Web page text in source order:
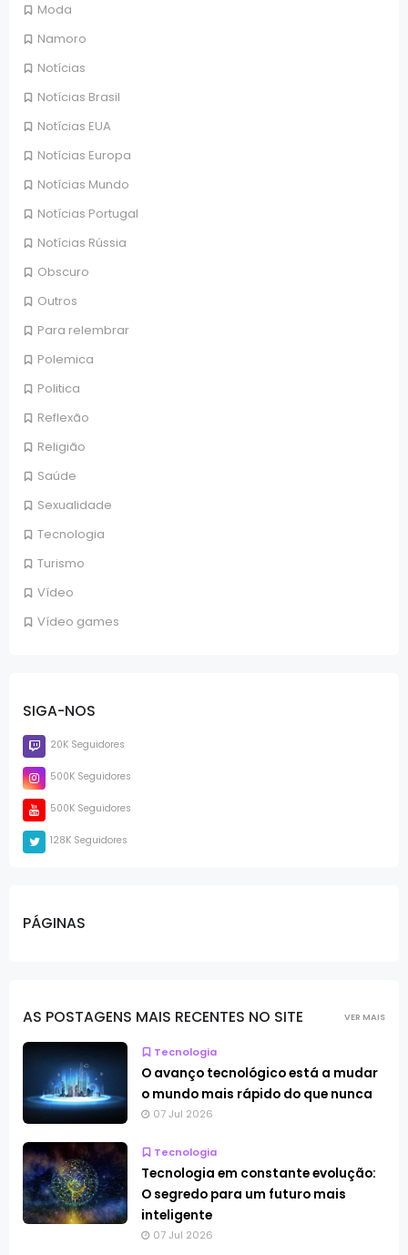
Moda
Namoro
Notícias
Notícias Brasil
Notícias EUA
Notícias Europa
Notícias Mundo
Notícias Portugal
Notícias Rússia
Obscuro
Outros
Para relembrar
Polemica
Politica
Reflexão
Religião
Saúde
Sexualidade
Tecnologia
Turismo
Vídeo
Vídeo games
SIGA-NOS
20K Seguidores
500K Seguidores
500K Seguidores
128K Seguidores
PÁGINAS
VER MAIS
AS POSTAGENS MAIS RECENTES NO SITE
Tecnologia
O avanço tecnológico está a mudar
o mundo mais rápido do que nunca
07 Jul 2026
Tecnologia
Tecnologia em constante evolução:
O segredo para um futuro mais
inteligente
07 Jul 2026